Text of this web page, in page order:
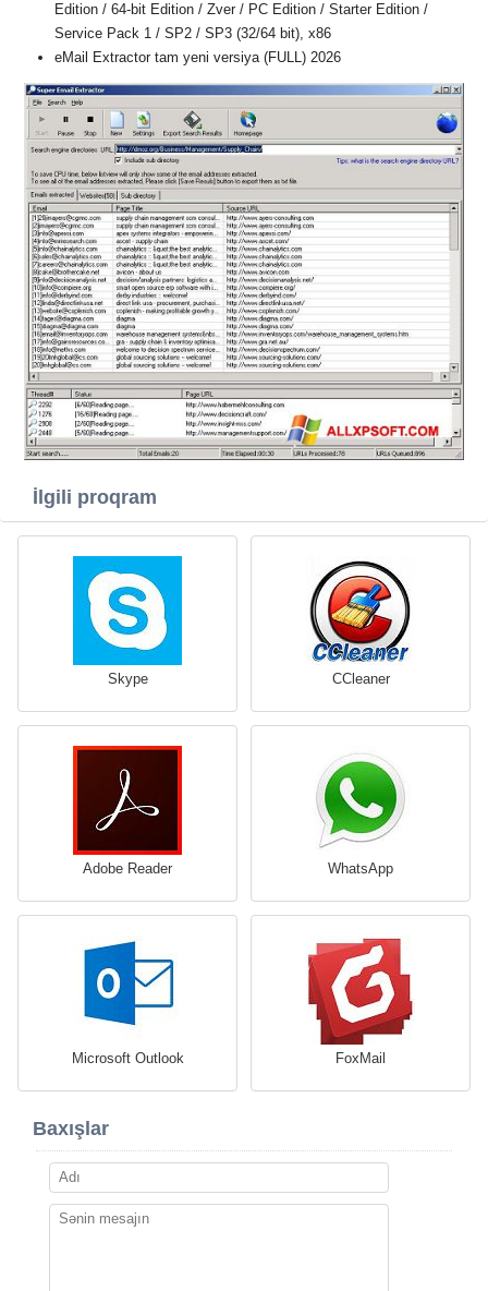
Edition / 64-bit Edition / Zver / PC Edition / Starter Edition /
Service Pack 1 / SP2 / SP3 (32/64 bit), x86
eMail Extractor tam yeni versiya (FULL) 2026
İlgili proqram
Skype CCleaner
Adobe Reader WhatsApp
Microsoft Outlook FoxMail
Baxışlar